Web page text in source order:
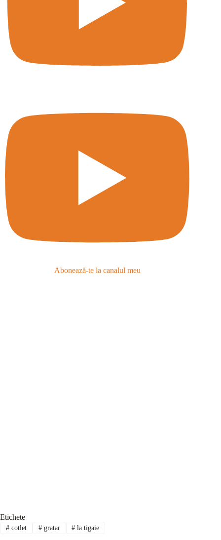
Abonează-te la canalul meu
Etichete
#cotlet #gratar # la tigaie